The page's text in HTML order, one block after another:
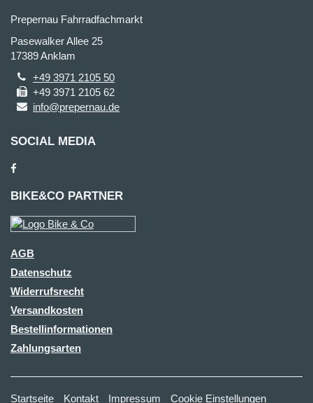
Prepernau Fahrradfachmarkt
Pasewalker Allee 25
17389 Anklam
+49 3971 2105 50
+49 3971 2105 62
info@prepernau.de
SOCIAL MEDIA
BIKE&CO PARTNER
AGB
Datenschutz
Widerrufsrecht
Versandkosten
Bestellinformationen
Zahlungsarten
Startseite Kontakt Impressum Cookie Einstellungen